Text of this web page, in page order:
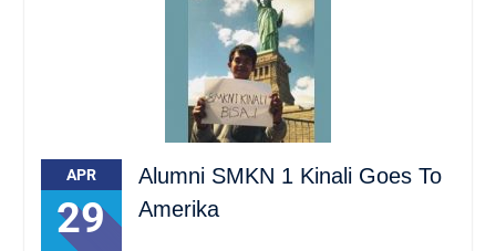
APR
29
Alumni SMKN 1 Kinali Goes To
Amerika